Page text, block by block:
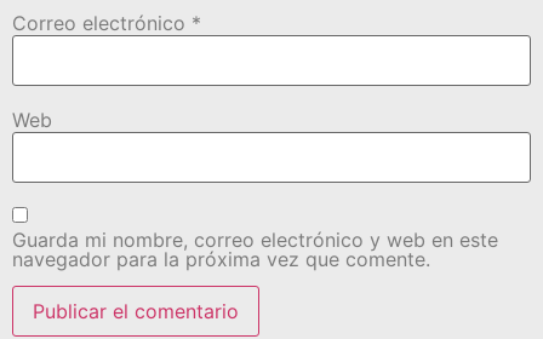
Correo electrónico *
Web
Guarda mi nombre, correo electrónico y web en este
navegador para la próxima vez que comente.